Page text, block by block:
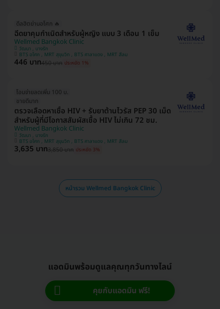
ดีลฮิตย่านอโศก 🔥
ฉีดยาคุมกำเนิดสำหรับผู้หญิง แบบ 3 เดือน 1 เข็ม
Wellmed Bangkok Clinic
วัฒนา , บางรัก
BTS อโศก , MRT สุขุมวิท , BTS ศาลาแดง , MRT สีลม
446 บาท450 บาท ประหยัด 1%
โอนจ่ายลดเพิ่ม 100 บ.
ขายดีมาก
ตรวจเลือดหาเชื้อ HIV + รับยาต้านไวรัส PEP 30 เม็ด
สำหรับผู้ที่มีโอกาสสัมผัสเชื้อ HIV ไม่เกิน 72 ชม.
Wellmed Bangkok Clinic
วัฒนา , บางรัก
BTS อโศก , MRT สุขุมวิท , BTS ศาลาแดง , MRT สีลม
3,635 บาท3,850 บาท ประหยัด 3%
หน้ารวม Wellmed Bangkok Clinic
แอดมินพร้อมดูแลคุณทุกวันทางไลน์
คุยกับแอดมิน ฟรี!